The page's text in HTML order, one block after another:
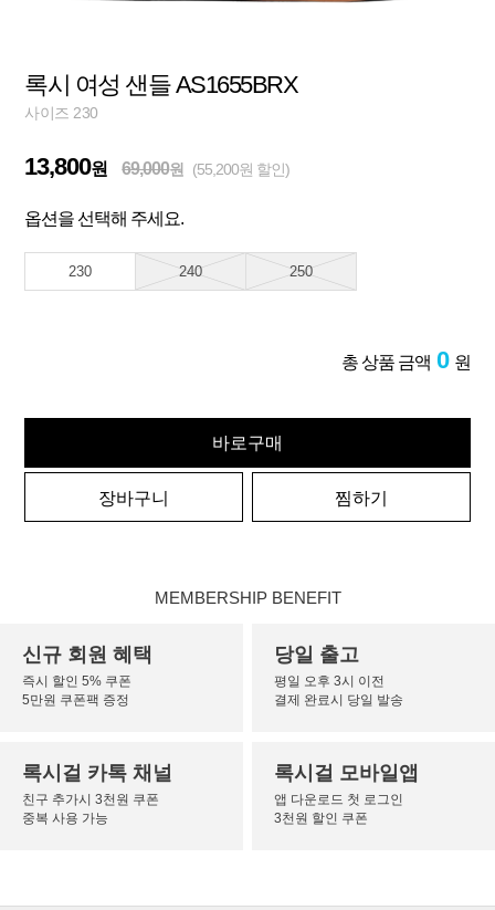
록시 여성 샌들 AS1655BRX
사이즈 230
13,800원 69,000원 (55,200원 할인)
옵션을 선택해 주세요.
230 240 250
총 상품 금액 0 원
바로구매
장바구니 찜하기
MEMBERSHIP BENEFIT
신규 회원 혜택
즉시 할인 5% 쿠폰
5만원 쿠폰팩 증정
당일 출고
평일 오후 3시 이전
결제 완료시 당일 발송
록시걸 카톡 채널
친구 추가시 3천원 쿠폰
중복 사용 가능
록시걸 모바일앱
앱 다운로드 첫 로그인
3천원 할인 쿠폰